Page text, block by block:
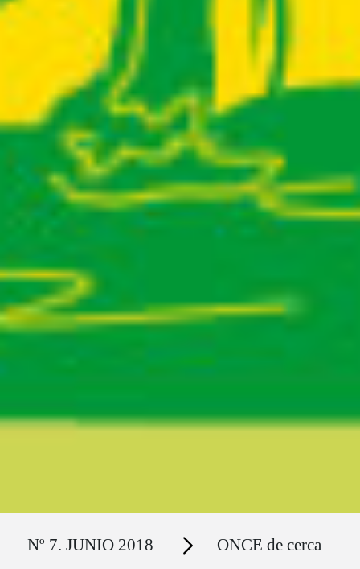
Nº 7. JUNIO 2018 Secciones ONCE de cerca